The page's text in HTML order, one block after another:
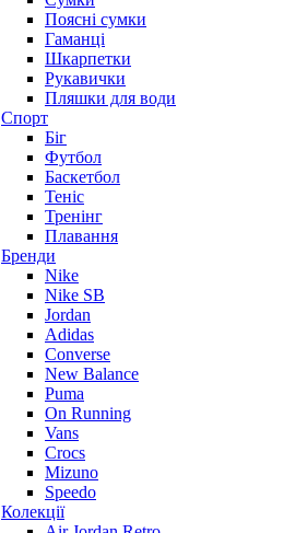
Поясні сумки
Гаманці
Шкарпетки
Рукавички
Пляшки для води
Спорт
Біг
Футбол
Баскетбол
Теніс
Тренінг
Плавання
Бренди
Nike
Nike SB
Jordan
Adidas
Converse
New Balance
Puma
On Running
Vans
Crocs
Mizuno
Speedo
Колекції